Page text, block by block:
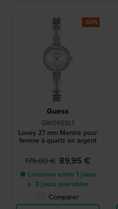
Guess
GW0655L1
Lovey 27 mm Montre pour
femme à quartz en argent
179,00 € 89,95 €
● Livraison entre 1 jours
à 3 jours ouvrables
Comparer
-50%